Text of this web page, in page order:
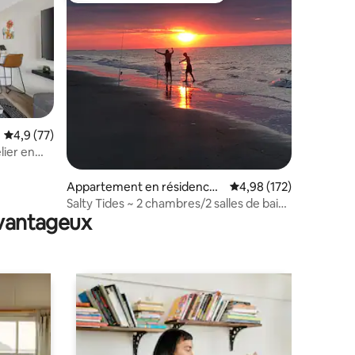
: 4,7 sur 5
Évaluation moyenne sur la base de 77 commentaires : 4,9 sur 5
4,9 (77)
en
Appartement en résidence ⋅
Hilton Head Island
Évaluation moyenne
4,98 (172)
Salty Tides ~ 2 chambres/2 salles de bain
~ Courte promenade jusqu'à la plage !